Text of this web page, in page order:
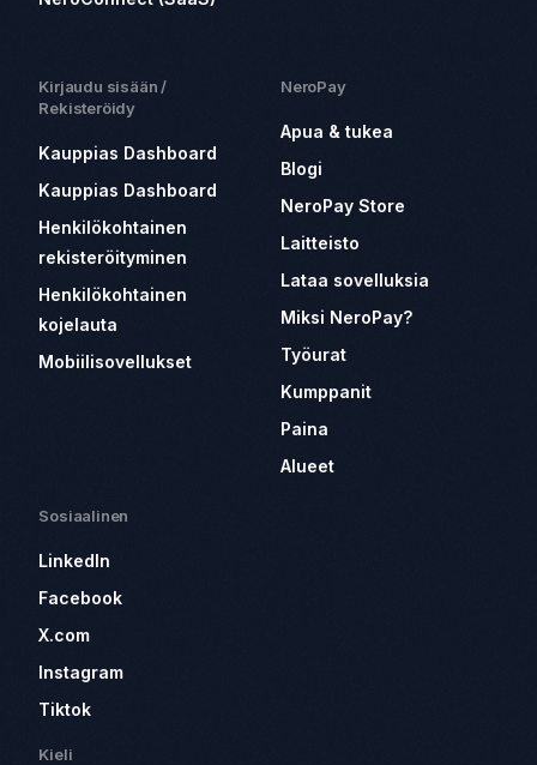
Kirjaudu sisään /
Rekisteröidy
Kauppias Dashboard
Kauppias Dashboard
Henkilökohtainen
rekisteröityminen
Henkilökohtainen
kojelauta
Mobiilisovellukset
NeroPay
Apua & tukea
Blogi
NeroPay Store
Laitteisto
Lataa sovelluksia
Miksi NeroPay?
Työurat
Kumppanit
Paina
Alueet
Sosiaalinen
LinkedIn
Facebook
X.com
Instagram
Tiktok
Kieli